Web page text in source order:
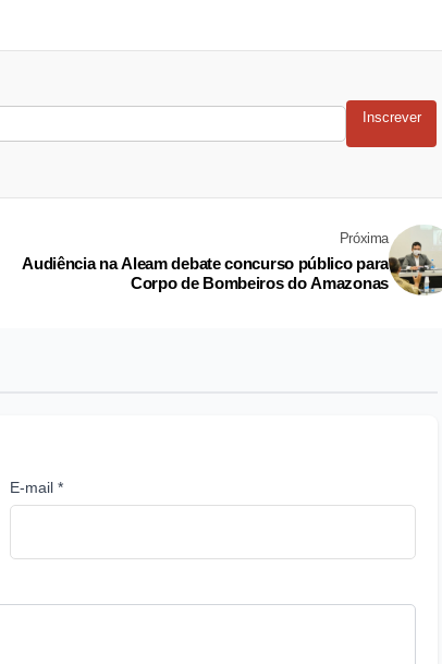
Inscrever
Próxima
Audiência na Aleam debate concurso público para
Corpo de Bombeiros do Amazonas
E-mail *